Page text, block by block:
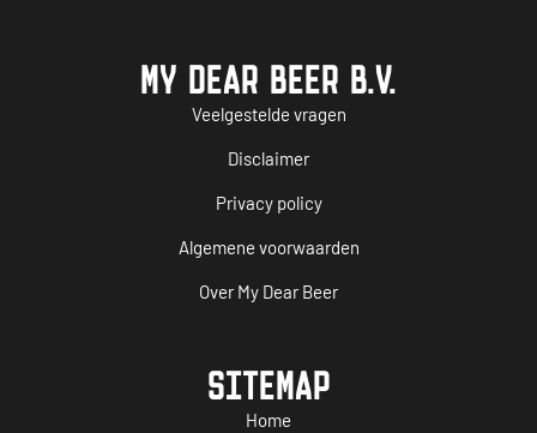
MY DEAR BEER B.V.
Veelgestelde vragen
Disclaimer
Privacy policy
Algemene voorwaarden
Over My Dear Beer
SITEMAP
Home